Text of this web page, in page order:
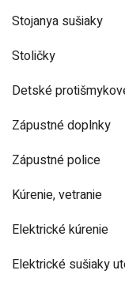
Stojanya sušiaky
Stoličky
Detské
Zápustné doplnky
Zápustné police
Kúrenie, vetranie
Elektrické kúrenie
Elektrické sušiaky